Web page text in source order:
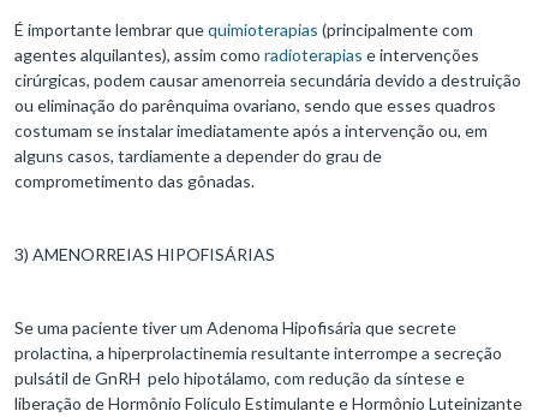
É importante lembrar quequimioterapias (principalmente com
agentes alquilantes), assim como radioterapias e intervenções
cirúrgicas, podem causar amenorreia secundária devido a destruição
ou eliminação do parênquima ovariano, sendo que esses quadros
costumam se instalar imediatamente após a intervenção ou, em
alguns casos, tardiamente a depender do grau de
comprometimento das gônadas.
3) AMENORREIAS HIPOFISÁRIAS
Se uma paciente tiver um Adenoma Hipofisária que secrete
prolactina, a hiperprolactinemia resultante interrompe a secreção
pulsátil de GnRH pelo hipotálamo, com redução da síntese e
liberação de Hormônio Folículo Estimulante e Hormônio Luteinizante